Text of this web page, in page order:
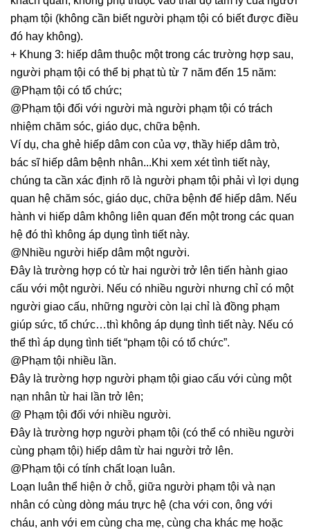
phạm tội (không cần biết người phạm tội có biết được điều
đó hay không).
+ Khung 3: hiếp dâm thuộc một trong các trường hợp sau,
người phạm tội có thể bị phạt tù từ 7 năm đến 15 năm:
@Phạm tội có tổ chức;
@Phạm tội đối với người mà người phạm tội có trách
nhiệm chăm sóc, giáo dục, chữa bệnh.
Ví dụ, cha ghẻ hiếp dâm con của vợ, thầy hiếp dâm trò,
bác sĩ hiếp dâm bệnh nhân...Khi xem xét tình tiết này,
chúng ta cần xác định rõ là người phạm tội phải vì lợi dụng
quan hệ chăm sóc, giáo dục, chữa bệnh để hiếp dâm. Nếu
hành vi hiếp dâm không liên quan đến một trong các quan
hệ đó thì không áp dụng tình tiết này.
@Nhiều người hiếp dâm một người.
Đây là trường hợp có từ hai người trở lên tiến hành giao
cấu với một người. Nếu có nhiều người nhưng chỉ có một
người giao cấu, những người còn lại chỉ là đồng phạm
giúp sức, tổ chức…thì không áp dụng tình tiết này. Nếu có
thể thì áp dụng tình tiết “phạm tội có tổ chức”.
@Phạm tội nhiều lần.
Đây là trường hợp người phạm tội giao cấu với cùng một
nạn nhân từ hai lần trở lên;
@ Phạm tội đối với nhiều người.
Đây là trường hợp người phạm tội (có thể có nhiều người
cùng phạm tội) hiếp dâm từ hai người trở lên.
@Phạm tội có tính chất loạn luân.
Loạn luân thể hiện ở chỗ, giữa người phạm tội và nạn
nhân có cùng dòng máu trực hệ (cha với con, ông với
cháu, anh với em cùng cha mẹ, cùng cha khác mẹ hoặc